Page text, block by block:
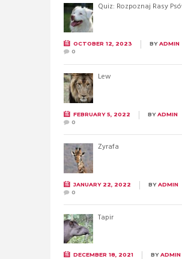
Quiz: Rozpoznaj Rasy
OCTOBER 12, 2023 BYADMIN
0
Lew
FEBRUARY 5, 2022 BYADMIN
0
Żyrafa
JANUARY 22, 2022 BYADMIN
0
Tapir
DECEMBER 18, 2021 BYADMIN